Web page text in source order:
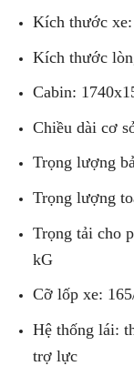
Kích thước
Kích thước
Cabin:
Chiều dài cơ
Trọng lượng
Trọng lượng
Trọng tải cho
kG
Cỡ lốp xe:
Hệ thống lái:
trợ lực